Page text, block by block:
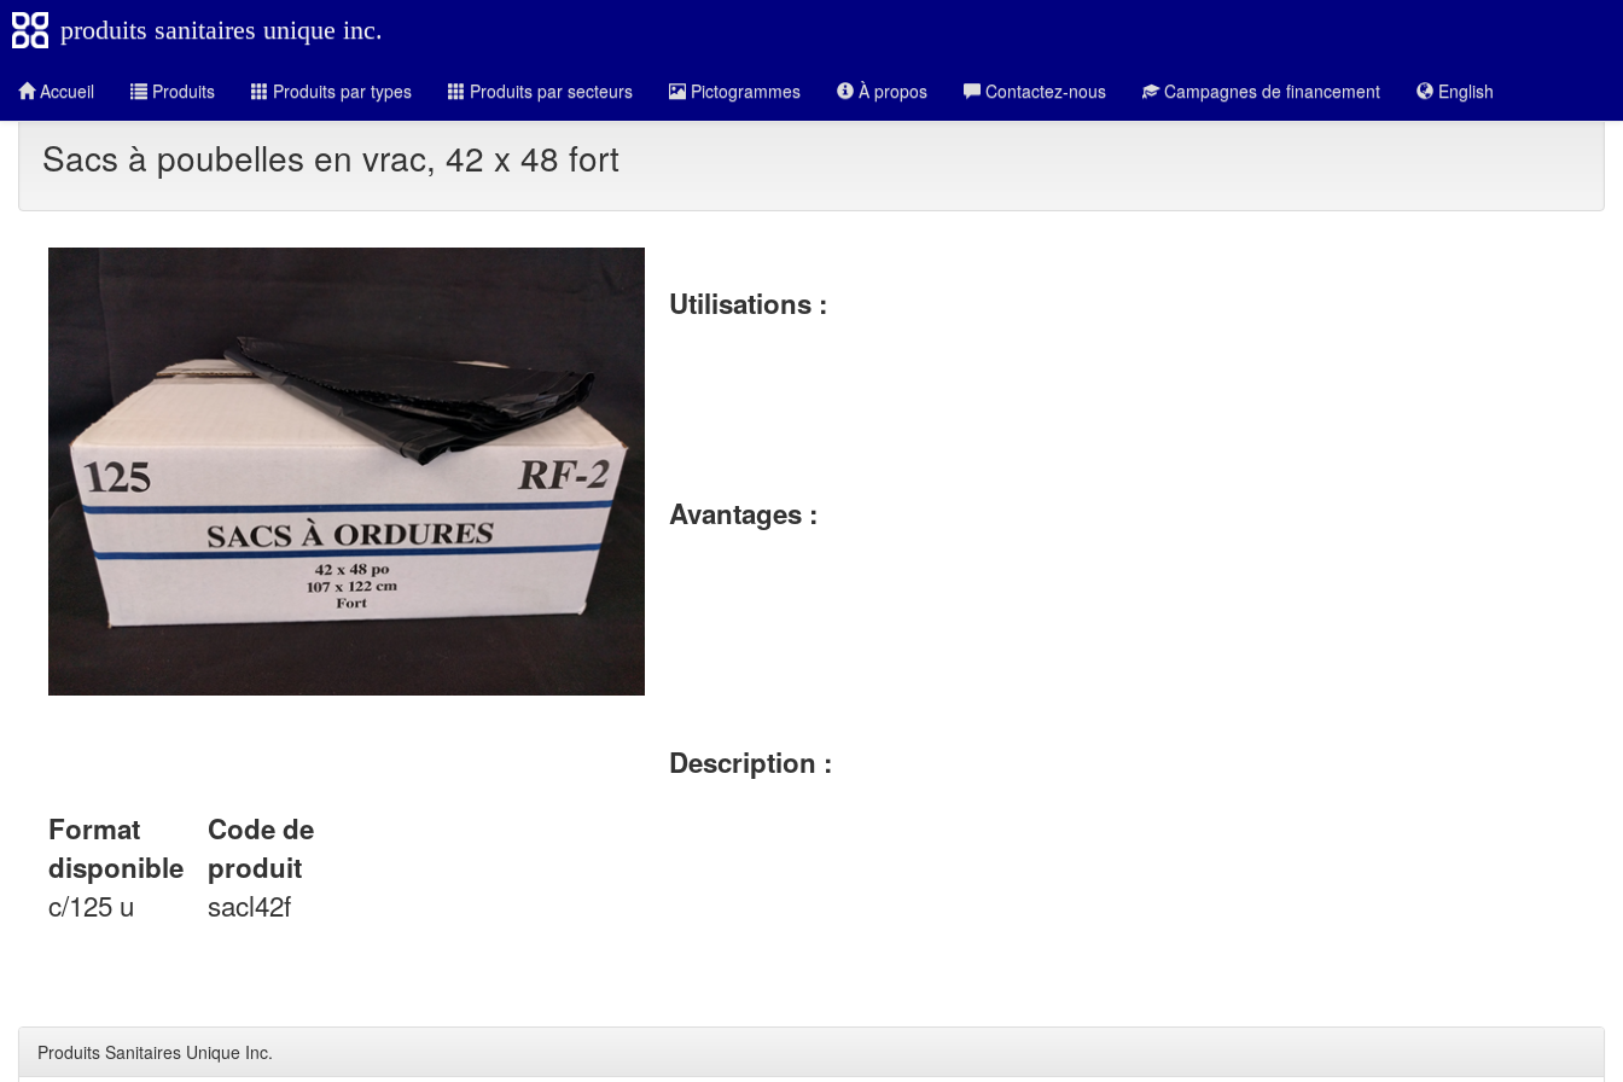
produits sanitaires unique inc.
Accueil Produits Produits par types Produits par secteurs Pictogrammes À propos Contactez-nous Campagnes de financement English
Sacs à poubelles en vrac, 42 x 48 fort
Format
disponible
Code de
produit
c/125 u
sacl42f
Utilisations :
Avantages :
Description :
Produits Sanitaires Unique Inc.